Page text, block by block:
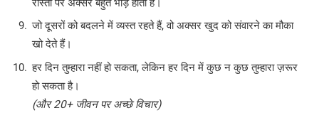
जो दूसरों को बदलने में व्यस्त रहते हैं, वो अक्सर खुद को संवारने का मौका
खो देते हैं।
हर दिन तुम्हारा नहीं हो सकता, लेकिन हर दिन में कुछ न कुछ तुम्हारा ज़रूर
हो सकता है।
(और 20+ जीवन पर अच्छे विचार)